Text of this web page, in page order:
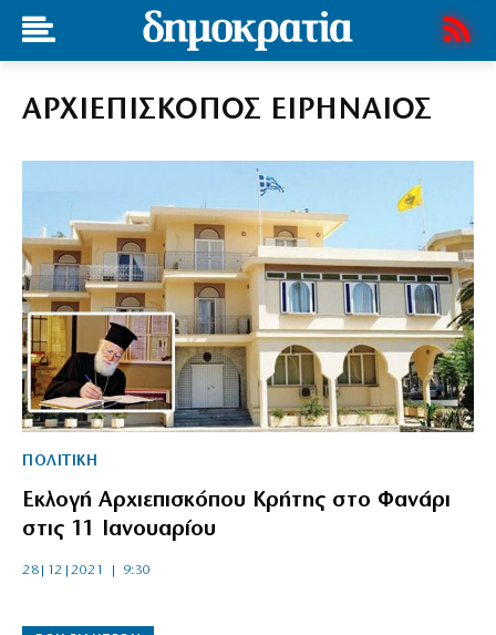
ΑΡΧΙΕΠΙΣΚΟΠΟΣ ΕΙΡΗΝΑΙΟΣ
ΠΟΛΙΤΙΚΗ
Εκλογή Αρχιεπισκόπου Κρήτης στο Φανάρι
στις 11 Ιανουαρίου
28|12|2021 | 9:30